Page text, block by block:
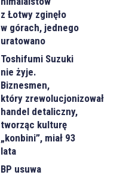
z Łotwy zginęło
w górach, jednego
uratowano
Toshifumi Suzuki
nie żyje.
Biznesmen,
który zrewolucjonizował
handel detaliczny,
tworząc kulturę
„konbini”, miał 93
lata
BP usuwa